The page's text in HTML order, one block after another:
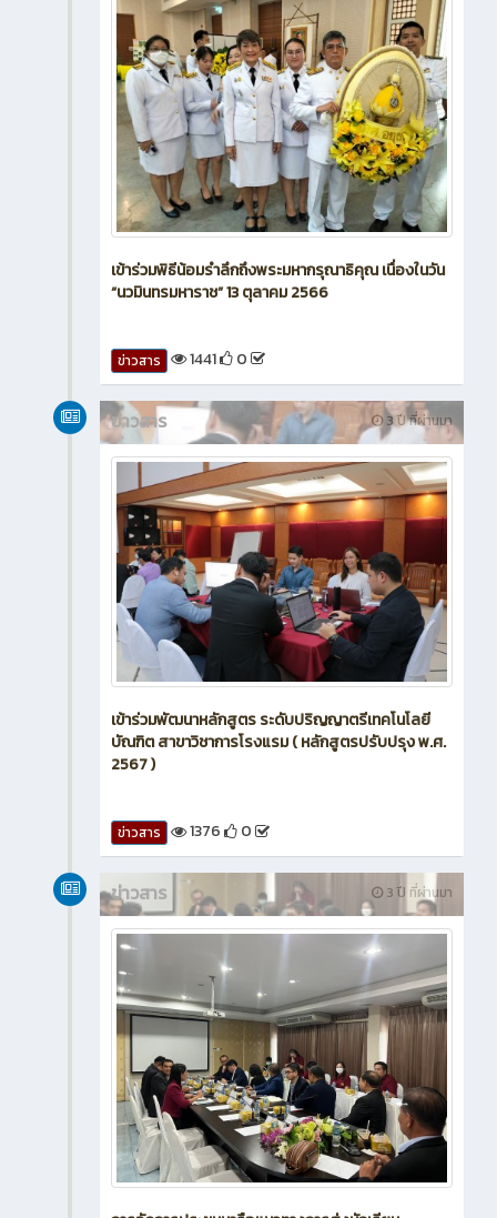
เข้าร่วมพิธีน้อมรำลึกถึงพระมหากรุณาธิคุณ เนื่องในวัน
“นวมินทรมหาราช” 13 ตุลาคม 2566
ข่าวสาร 1441 0
3 ปี ที่ผ่านมา
ข่าวสาร
เข้าร่วมพัฒนาหลักสูตร ระดับปริญญาตรีเทคโนโลยี
บัณฑิต สาขาวิชาการโรงแรม ( หลักสูตรปรับปรุง พ.ศ.
2567 )
ข่าวสาร 1376 0
3 ปี ที่ผ่านมา
ข่าวสาร